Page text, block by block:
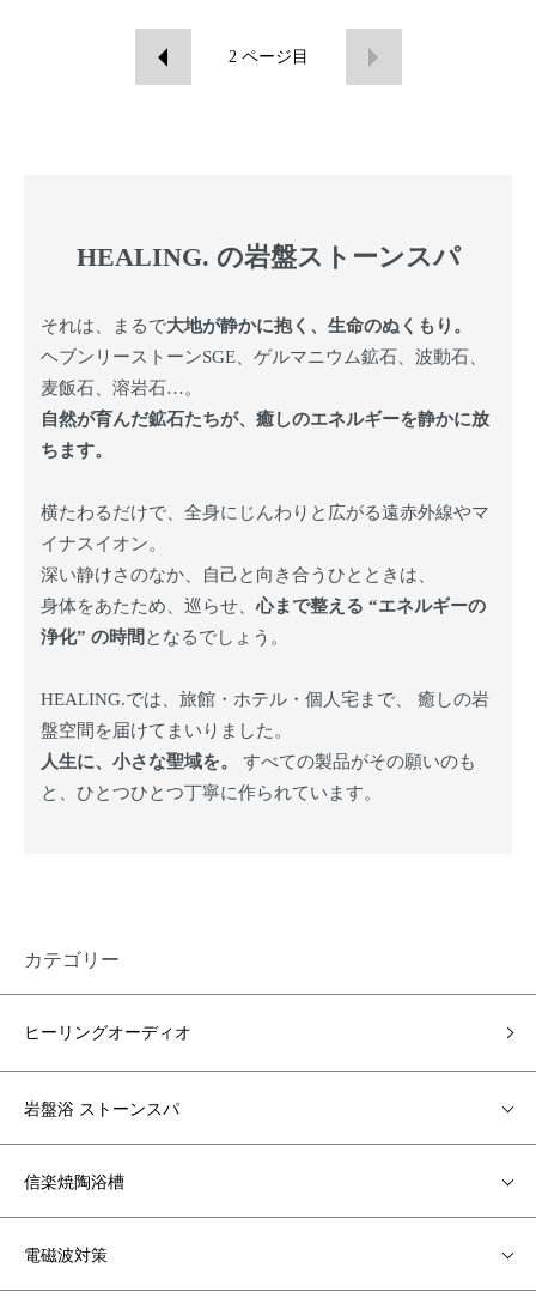
2 ページ目
HEALING. の岩盤ストーンスパ
それは、まるで大地が静かに抱く、生命のぬくもり。
ヘブンリーストーンSGE、ゲルマニウム鉱石、波動石、
麦飯石、溶岩石…。
自然が育んだ鉱石たちが、癒しのエネルギーを静かに放
ちます。
横たわるだけで、全身にじんわりと広がる遠赤外線やマ
イナスイオン。
深い静けさのなか、自己と向き合うひとときは、
身体をあたため、巡らせ、心まで整える “エネルギーの
浄化” の時間 となるでしょう。
HEALING.では、旅館・ホテル・個人宅まで、 癒しの岩
盤空間を届けてまいりました。
人生に、小さな聖域を。
すべての製品がその願いのも
と、ひとつひとつ丁寧に作られています。
カテゴリー
ヒーリングオーディオ
岩盤浴 ストーンスパ
信楽焼陶浴槽
電磁波対策